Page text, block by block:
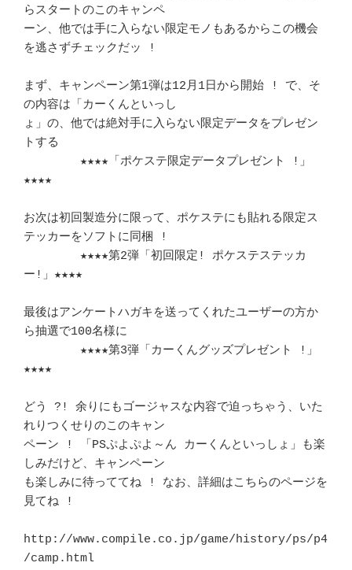
らスタートのこのキャンペ
ーン、他では手に入らない限定モノもあるからこの機会
を逃さずチェックだッ !
まず、キャンペーン第1弾は12月1日から開始 ! で、そ
の内容は「カーくんといっし
ょ」の、他では絶対手に入らない限定データをプレゼン
トする
★★★★
お次は初回製造分に限って、ポケステにも貼れる限定ス
テッカーをソフトに同梱 !
ー!」★★★★
最後はアンケートハガキを送ってくれたユーザーの方か
ら抽選で100名様に
★★★★
どう ?! 余りにもゴージャスな内容で迫っちゃう、いた
れりつくせりのこのキャン
ペーン ! 「PSぷよぷよ～ん カーくんといっしょ」も楽
しみだけど、キャンペーン
も楽しみに待っててね ! なお、詳細はこちらのページを
見てね !
http://www.compile.co.jp/game/history/ps/p4
/camp.html